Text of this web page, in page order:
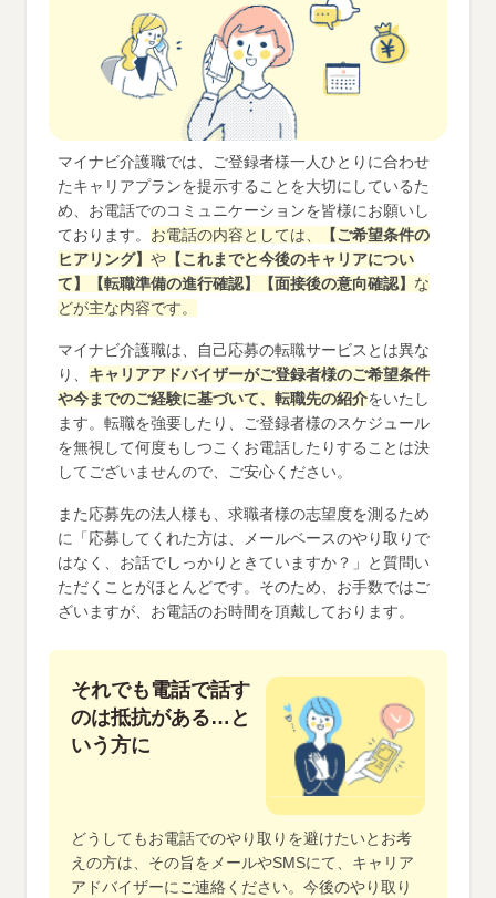
マイナビ介護職では、ご登録者様一人ひとりに合わせ
たキャリアプランを提示することを大切にしているた
め、お電話でのコミュニケーションを皆様にお願いし
ております。 お電話の内容としては、
【ご希望条件の
ヒアリング】や 【これまでと今後のキャリアについ
て】【転職準備の進行確認】【面接後の意向確認】 な
どが主な内容です。
マイナビ介護職は、自己応募の転職サービスとは異な
り、 キャリアアドバイザーがご登録者様のご希望条件
や今までのご経験に基づいて、転職先の紹介をいたし
ます。転職を強要したり、ご登録者様のスケジュール
を無視して何度もしつこくお電話したりすることは決
してございませんので、ご安心ください。
また応募先の法人様も、求職者様の志望度を測るため
に「応募してくれた方は、メールベースのやり取りで
はなく、お話でしっかりときていますか？」と質問い
ただくことがほとんどです。そのため、お手数ではご
ざいますが、お電話のお時間を頂戴しております。
それでも電話で話す
のは抵抗がある…と
いう方に
どうしてもお電話でのやり取りを避けたいとお考
えの方は、その旨をメールやSMSにて、 キャリア
アドバイザーにご連絡ください。今後のやり取り